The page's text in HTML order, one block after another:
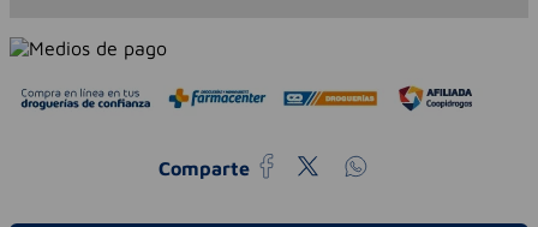
Comparte